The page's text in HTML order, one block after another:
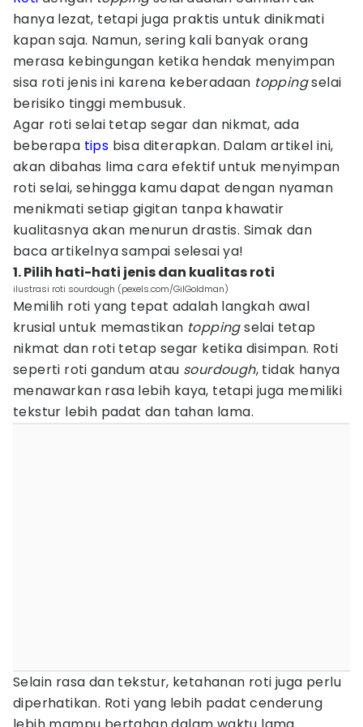
hanya lezat, tetapi juga praktis untuk dinikmati
kapan saja. Namun, sering kali banyak orang
merasa kebingungan ketika hendak menyimpan
sisa roti jenis ini karena keberadaan toppingselai
berisiko tinggi membusuk.
Agar roti selai tetap segar dan nikmat, ada
beberapa tips bisa diterapkan. Dalam artikel ini,
akan dibahas lima cara efektif untuk menyimpan
roti selai, sehingga kamu dapat dengan nyaman
menikmati setiap gigitan tanpa khawatir
kualitasnya akan menurun drastis. Simak dan
baca artikelnya sampai selesai ya!
1. Pilih hati-hati jenis dan kualitas roti
ilustrasi roti sourdough (pexels.com/GilGoldman)
Memilih roti yang tepat adalah langkah awal
krusial untuk memastikan toppingselai tetap
nikmat dan roti tetap segar ketika disimpan. Roti
seperti roti gandum atau sourdough, tidak hanya
menawarkan rasa lebih kaya, tetapi juga memiliki
tekstur lebih padat dan tahan lama.
Selain rasa dan tekstur, ketahanan roti juga perlu
diperhatikan. Roti yang lebih padat cenderung